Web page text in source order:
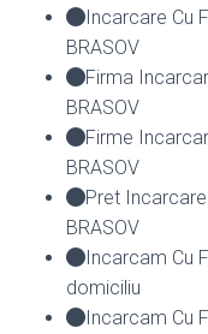
Incarcare Cu
BRASOV
Firma
BRASOV
Firme
BRASOV
Pret
BRASOV
Incarcam Cu
domiciliu
Incarcam Cu